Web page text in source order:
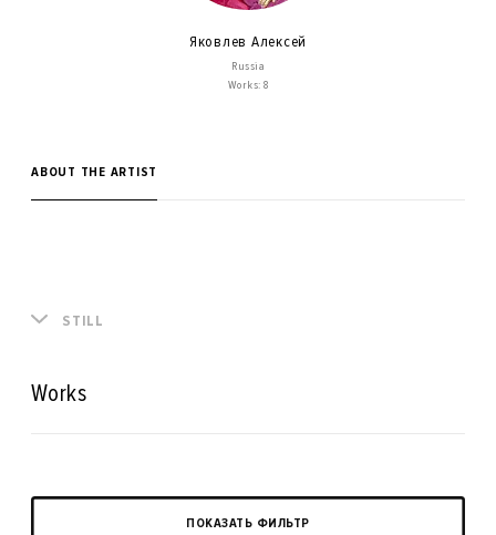
Яковлев Алексей
Russia
Works: 8
ABOUT THE ARTIST
STILL
Works
ПОКАЗАТЬ ФИЛЬТР